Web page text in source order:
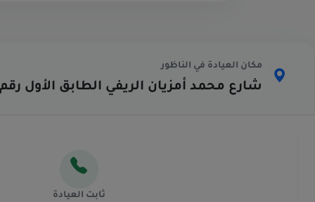
مكان العيادة في الناظور
شارع محمد أمزيان الريفي الطابق الأول رقم 63
ثابت العيادة